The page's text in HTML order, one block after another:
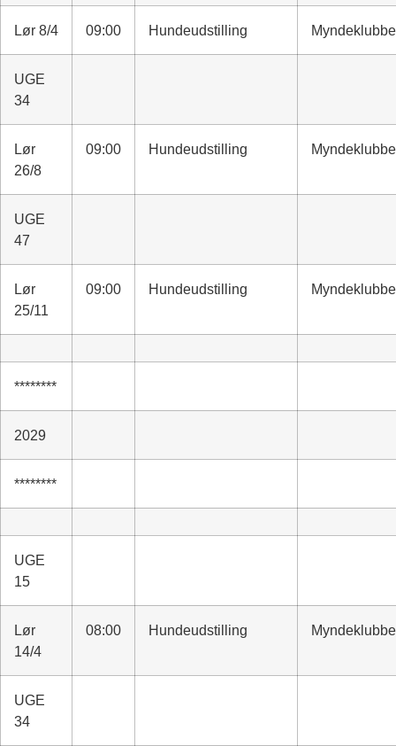
Lør 8/4 09:00 Hundeudstilling
UGE
34
Lør
26/8
09:00 Hundeudstilling
UGE
47
Lør
25/11
09:00 Hundeudstilling
********
2029
********
UGE
15
Lør
14/4
08:00 Hundeudstilling
UGE
34